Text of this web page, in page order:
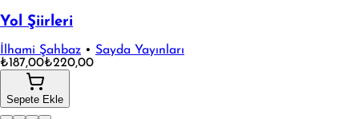
Yol Şiirleri
İlhami Şahbaz • Sayda Yayınları
₺187,00₺220,00
Sepete Ekle